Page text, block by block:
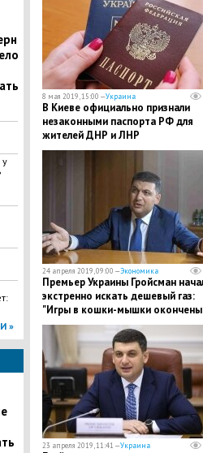
»
8 мая 2019, 15:00 —Украина
В Киеве официально признали
незаконными паспорта РФ для
жителей ДНР и ЛНР
24 апреля 2019, 09:00 —Экономика
​Премьер Украины Гройсман
экстренно искать дешевый газ:
"Игры в кошки-мышки
23 апреля 2019, 11:41 —Украина